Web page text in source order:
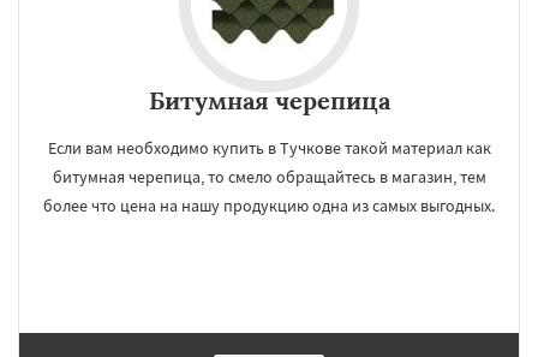
Битумная черепица
Если вам необходимо купить в Тучкове такой материал как
битумная черепица, то смело обращайтесь в магазин, тем
более что цена на нашу продукцию одна из самых выгодных.